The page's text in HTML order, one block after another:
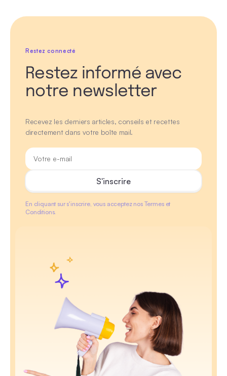
Restez connecté
Restez informé avec
notre newsletter
Recevez les derniers articles, conseils et recettes
directement dans votre boîte mail.
En cliquant sur s'inscrire, vous acceptez nos Termes et
Conditions.